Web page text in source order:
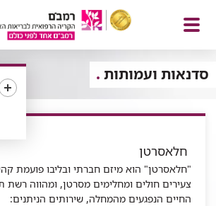
פתח
תפריט
סדנאות ועמותות
חלאסרטן
"חלאסרטן" הוא מיזם חברתי ובליבו פועמת
צעירים חולים ומחלימים מסרטן, ומהווה רשת
החיים הנפגעים מהמחלה, שירותים הניתנים: